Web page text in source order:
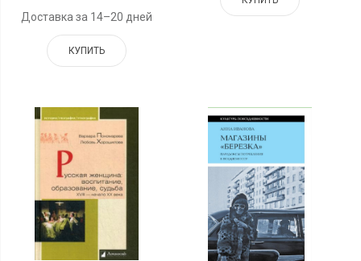
Доставка за 14–20 дней
КУПИТЬ